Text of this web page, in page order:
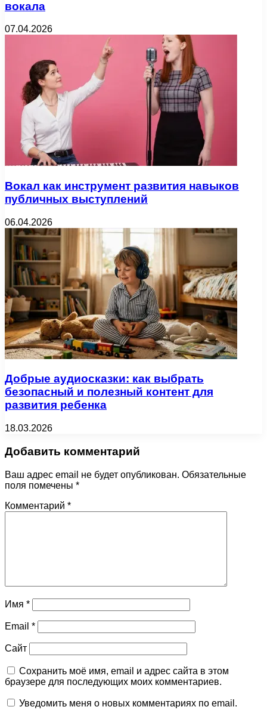
вокала
07.04.2026
Вокал как инструмент развития навыков
публичных выступлений
06.04.2026
Добрые аудиосказки: как выбрать
безопасный и полезный контент для
развития ребенка
18.03.2026
Добавить комментарий
Ваш адрес email не будет опубликован. Обязательные
поля помечены *
Комментарий *
Имя *
Email *
Сайт
Сохранить моё имя, email и адрес сайта в этом
браузере для последующих моих комментариев.
Уведомить меня о новых комментариях по email.